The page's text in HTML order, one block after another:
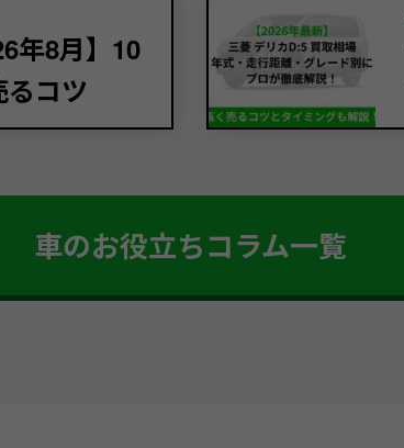
年8月】10
コツ
車のお役立ちコラム一覧